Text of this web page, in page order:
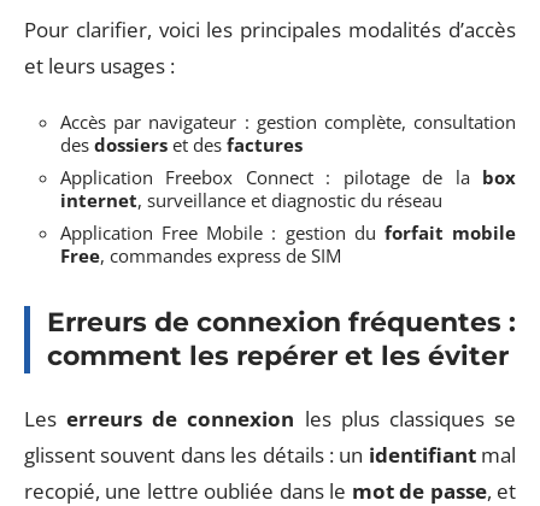
Pour clarifier, voici les principales modalités d’accès
et leurs usages :
Accès par navigateur : gestion complète, consultation
des dossiers et des factures
Application Freebox Connect : pilotage de la box
internet, surveillance et diagnostic du réseau
Application Free Mobile : gestion du forfait mobile
Free, commandes express de SIM
Erreurs de connexion fréquentes :
comment les repérer et les éviter
Leserreurs de connexion les plus classiques se
glissent souvent dans les détails : un identifiantmal
recopié, une lettre oubliée dans le mot de passe, et